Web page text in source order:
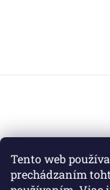
Tento web
prechádzaním